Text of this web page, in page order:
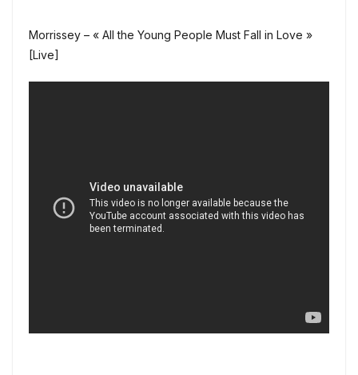
Morrissey – « All the Young People Must Fall in Love »
[Live]